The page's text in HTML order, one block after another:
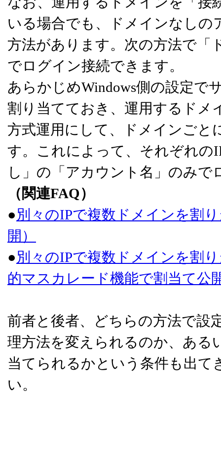
いる場合でも、ドメインなし
方法があります。次の方法で「
でログイン接続できます。
あらかじめWindows側の設定で
割り当てておき、運用するドメ
方式運用にして、ドメインごと
す。これによって、それぞれの
し」の「アカウント名」のみで
（関連FAQ）
●別々のIPで複数ドメインを割
開）
●別々のIPで複数ドメインを割
的マスカレード機能で割当て公
前者と後者、どちらの方法で設
理方法を変えられるのか、ある
当てられるかという条件も出
い。